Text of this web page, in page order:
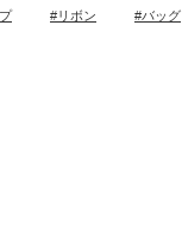
#リボン #バッグ